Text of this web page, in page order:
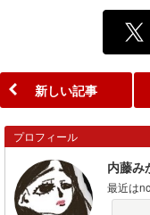
新しい記事
プロフィール
内藤み
最近は